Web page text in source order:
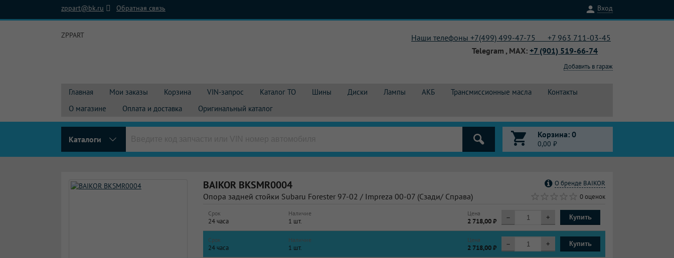
zppart@bk.ru Обратная связь Вход
ZPPART Наши телефоны +7(499) 499-47-75 +7963 711-03-45
Telegram , MAX: +7 (901) 519-66-74
Добавить в гараж
Главная Мои заказы Корзина VIN-запрос Каталог TO Шины Диски Лампы АКБ Трансмиссионные масла
Контакты
О магазине
Оплата и доставка Оригинальный каталог
Каталоги Корзина: 0
0,00 ₽
О бренде BAIKOR
0 оценок
BAIKOR BKSMR0004
Опора задней стойки Subaru Forester 97-02 / Impreza 00-07 (Сзади/ Справа)
Срок
24 часа
Наличие
1 шт.
Цена
2 718,00 ₽ – + Купить
Срок
24 часа
Наличие
1 шт.
Цена
2 718,00 ₽ – + Купить